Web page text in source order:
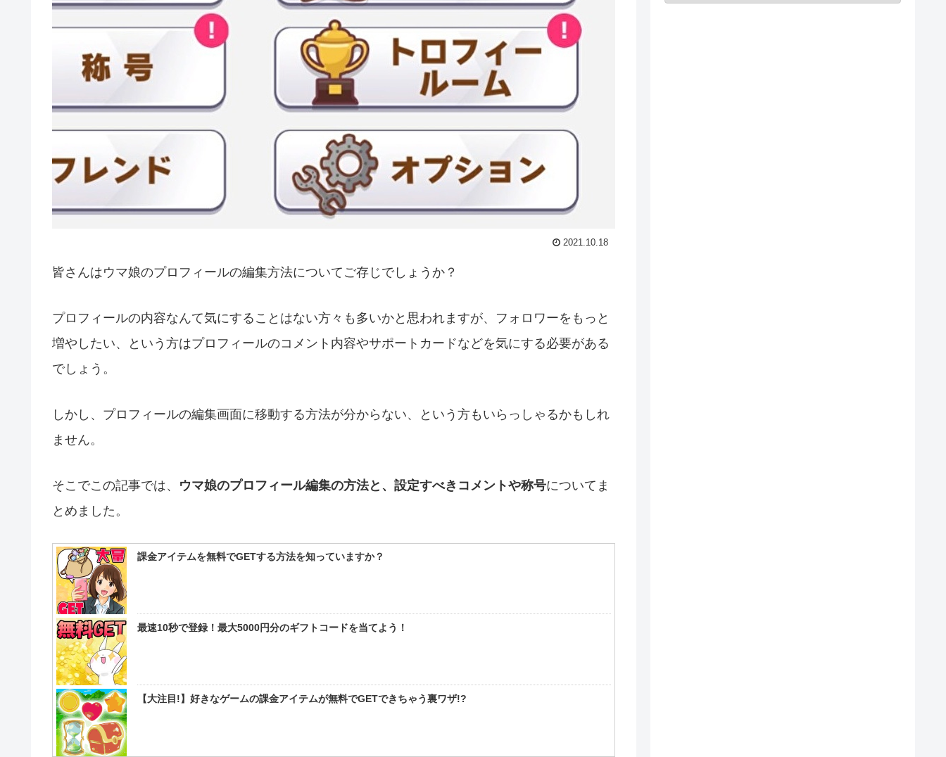
2021.10.18
皆さんはウマ娘のプロフィールの編集方法についてご存じでしょうか？
プロフィールの内容なんて気にすることはない方々も多いかと思われますが、フォロワーをもっと
増やしたい、という方はプロフィールのコメント内容やサポートカードなどを気にする必要がある
でしょう。
しかし、プロフィールの編集画面に移動する方法が分からない、という方もいらっしゃるかもしれ
ません。
そこでこの記事では、 ウマ娘のプロフィール編集の方法と、設定すべきコメントや称号についてま
とめました。
課金アイテムを無料でGETする方法を知っていますか？
最速10秒で登録！最大5000円分のギフトコードを当てよう！
【大注目!】好きなゲームの課金アイテムが無料でGETできちゃう裏ワザ!?